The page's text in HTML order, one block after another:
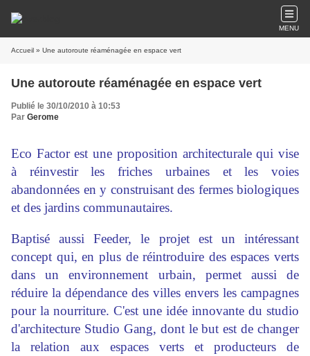
MENU
Accueil » Une autoroute réaménagée en espace vert
Une autoroute réaménagée en espace vert
Publié le 30/10/2010 à 10:53
Par Gerome
Eco Factor est une proposition architecturale qui vise
à réinvestir les friches urbaines et les voies
abandonnées en y construisant des fermes biologiques
et des jardins communautaires.
Baptisé aussi Feeder, le projet est un intéressant
concept qui, en plus de réintroduire des espaces verts
dans un environnement urbain, permet aussi de
réduire la dépendance des villes envers les campagnes
pour la nourriture. C'est une idée innovante du studio
d'architecture Studio Gang, dont le but est de changer
la relation aux espaces verts et producteurs de